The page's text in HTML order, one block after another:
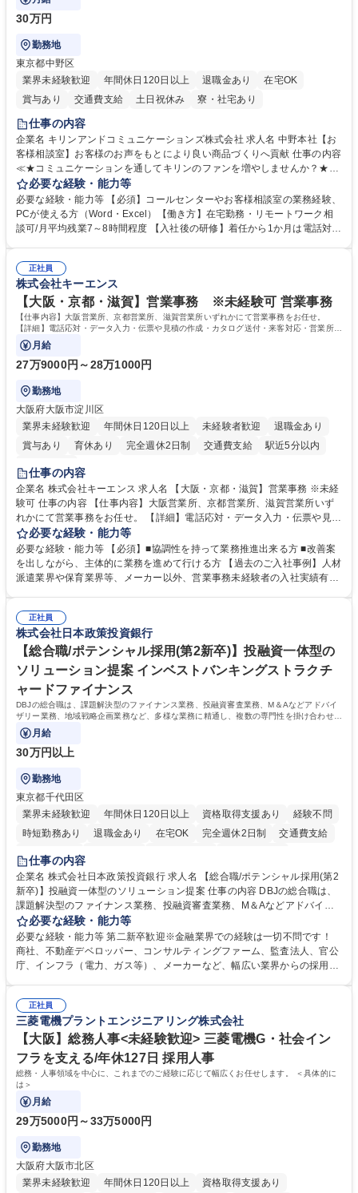
30万円
勤務地
東京都中野区
業界未経験歓迎
年間休日120日以上 退職金あり
在宅OK
賞与あり
交通費支給 土日祝休み 寮・社宅あり
仕事の内容
企業名 キリンアンドコミュニケーションズ株式会社 求人名 中野本社【お
客様相談室】お客様のお声をもとにより良い商品づくりへ貢献 仕事の内容
≪★コミュニケーションを通してキリンのファンを増やしませんか？★≫
お客様のお声をより良い商品づくりに活かしていく上で、窓口となるお客
様相談室でのお仕事です。 日々お客様からいただくキリングループへのご
意見を、企業活動に活かしています。お客様からの声に迅速かつ誠意をも
って対応、情報提供するとともにグループ内活動に反映しています。 【具
平均100件前後■メール・手紙：同上40件前後 募集職種 中野本社【お客様
相談室】お客様のお声をもとにより良い商品づくりへ貢献
必要な経験・能力等
必要な経験・能力等 【必須】コールセンターやお客様相談室の業務経験、
PCが使える方（Word・Excel）【働き方】在宅勤務・リモートワーク相
談可/月平均残業7～8時間程度 【入社後の研修】着任から1か月は電話対応
すのでご安心ください。 【当社について】キリングループの広報機能を担
う会社として、お客様との出会いを大切にし、磨き上げたホスピタリティ
を込めてコミュニケーションをとりながら広報関連業務を行っておりま
す。 学歴・資格 学歴：大学院 大学 高専 短大 専修学校 高校 語学力： 資
格：
正社員
株式会社キーエンス
【大阪・京都・滋賀】営業事務 ※未経験可 営業事務
【仕事内容】大阪営業所、京都営業所、滋賀営業所いずれかにて営業事務をお任せ。
【詳細】電話応対・データ入力・伝票や見積の作成・カタログ送付・来客対応・営業所内
で発生する事務業務や業務改善をお任せ。
月給
27万9000円～28万1000円
勤務地
大阪府大阪市淀川区
業界未経験歓迎
年間休日120日以上 未経験者歓迎
退職金あり
賞与あり
育休あり 完全週休2日制 交通費支給
駅近5分以内
土日祝休み
仕事の内容
企業名 株式会社キーエンス 求人名 【大阪・京都・滋賀】営業事務 ※未経
験可 仕事の内容 【仕事内容】大阪営業所、京都営業所、滋賀営業所いず
れかにて営業事務をお任せ。 【詳細】電話応対・データ入力・伝票や見積
の作成・カタログ送付・来客対応・営業所内で発生する事務業務や業務改
善をお任せ。 【教育制度】ご入社後、育成担当とペアになりながらOJTに
て業務を覚えていただくことが可能です。業務システムがきちんと構築さ
れているため、スムーズに仕事に慣れることができる環境です。また、
募集職種 【大阪・京都・滋賀】営業事務 ※未経験可
必要な経験・能力等
必要な経験・能力等 【必須】■協調性を持って業務推進出来る方 ■改善案
を出しながら、主体的に業務を進めて行ける方 【過去のご入社事例】人材
派遣業界や保育業界等、メーカー以外、営業事務未経験者の入社実績有
えて、お客様や社員の状況に合わせ、能動的なサポート、改善の動きも期
待され。組織を支えるスペシャリストとして、チームに貢献し、結果的に
社員から頼られる存在になることができます。平均19:30の退勤以降の業
務の持ち帰りも禁止されており、メリハリのある働き方となります。 学
歴・資格 学歴：大学院 大学 高専 短大 語学力： 資格：
正社員
株式会社日本政策投資銀行
【総合職/ポテンシャル採用(第2新卒)】投融資一体型の
ソリューション提案 インベストバンキングストラクチ
ャードファイナンス
DBJの総合職は、課題解決型のファイナンス業務、投融資審査業務、M＆Aなどアドバイ
ザリー業務、地域戦略企画業務など、多様な業務に精通し、複数の専門性を掛け合わせて
広く社会に貢献していく職種です。
月給
30万円以上
勤務地
東京都千代田区
業界未経験歓迎
年間休日120日以上 資格取得支援あり
経験不問
時短勤務あり
退職金あり 在宅OK 完全週休2日制
交通費支給
駅近5分以内
食事補助あり
託児所あり
仕事の内容
企業名 株式会社日本政策投資銀行 求人名 【総合職/ポテンシャル採用(第2
新卒)】投融資一体型のソリューション提案 仕事の内容 DBJの総合職は、
課題解決型のファイナンス業務、投融資審査業務、M＆Aなどアドバイザ
リー業務、地域戦略企画業務など、多様な業務に精通し、複数の専門性を
掛け合わせて広く社会に貢献していく職種です。 入社後は、横断的なロー
テーションを経て適性や専門性に応じたキャリアを形成していただきま
す。総合職として入社いただき、下記いずれかの部門でご活躍いただきま
ート・ナレッジ業務 ※それぞれの業務内容に関しては、別途その他労働条
件備考欄に記載 募集職種 【総合職/ポテンシャル採用(第2新卒)】投融資一
体型のソリューション提案
必要な経験・能力等
必要な経験・能力等 第二新卒歓迎※金融業界での経験は一切不問です！
商社、不動産デベロッパー、コンサルティングファーム、監査法人、官公
庁、インフラ（電力、ガス等）、メーカーなど、幅広い業界からの採用実
く高い志を併せもった人材を求めています。ポテンシャル採用（第2新
卒）では、金融業界での経験や知識を問いません。新たな時代を見据え
て、複雑化する社会課題の解決に向けて先鞭をつける役割を担いたい、と
いう気概をお持ちの方を心待ちにしています。 学歴・資格 学歴：大学院
大学 語学力： 資格：
正社員
三菱電機プラントエンジニアリング株式会社
【大阪】総務人事<未経験歓迎> 三菱電機G・社会イン
フラを支える/年休127日 採用人事
総務・人事領域を中心に、これまでのご経験に応じて幅広くお任せします。 ＜具体的に
は＞
月給
29万5000円～33万5000円
勤務地
大阪府大阪市北区
業界未経験歓迎
年間休日120日以上 資格取得支援あり